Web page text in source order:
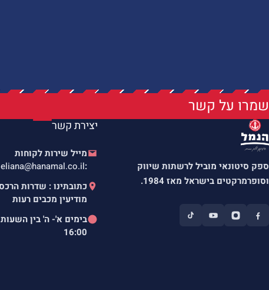
שמרו על קשר
ספק סיטונאי מוביל לרשתות שיווק
וסופרמרקטים בישראל מאז 1984.
יצירת קשר
מייל שירות לקוחות
:
eliana@hanamal.co.il
מודיעין מכבים רעות
בימים א'- ה' בין השעות
16:00